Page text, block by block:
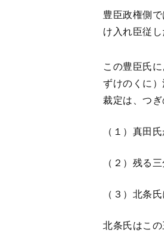
豊臣政権側
け入れ臣従
この豊臣氏
ずけのくに
裁定は、つ
（１）真田
（２）残る
（３）北条
北条氏はこ